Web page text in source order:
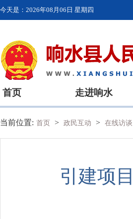
今天是： 2026年08月06日 星期四
首页 走进响水
当前位置: 首页 > 政民互动 > 在线访谈
引建项